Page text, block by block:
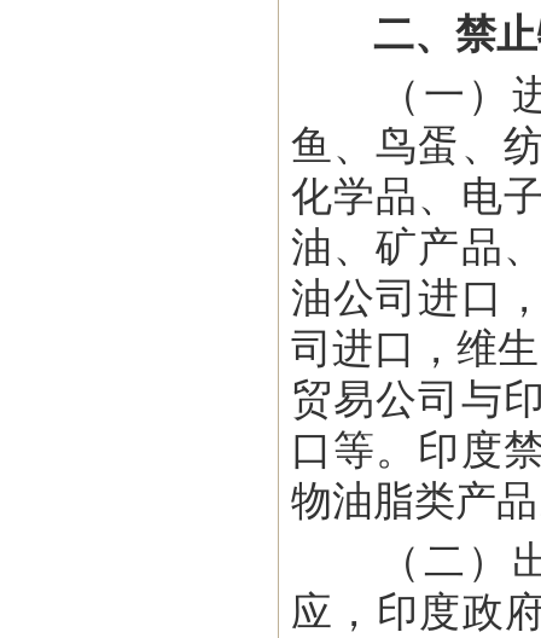
二、禁
（一）进
鱼、鸟蛋、
化学品、电
油、矿产品
油公司进口
司进口，维
贸易公司与
口等。印度
物油脂类产
（二）出
应，印度政